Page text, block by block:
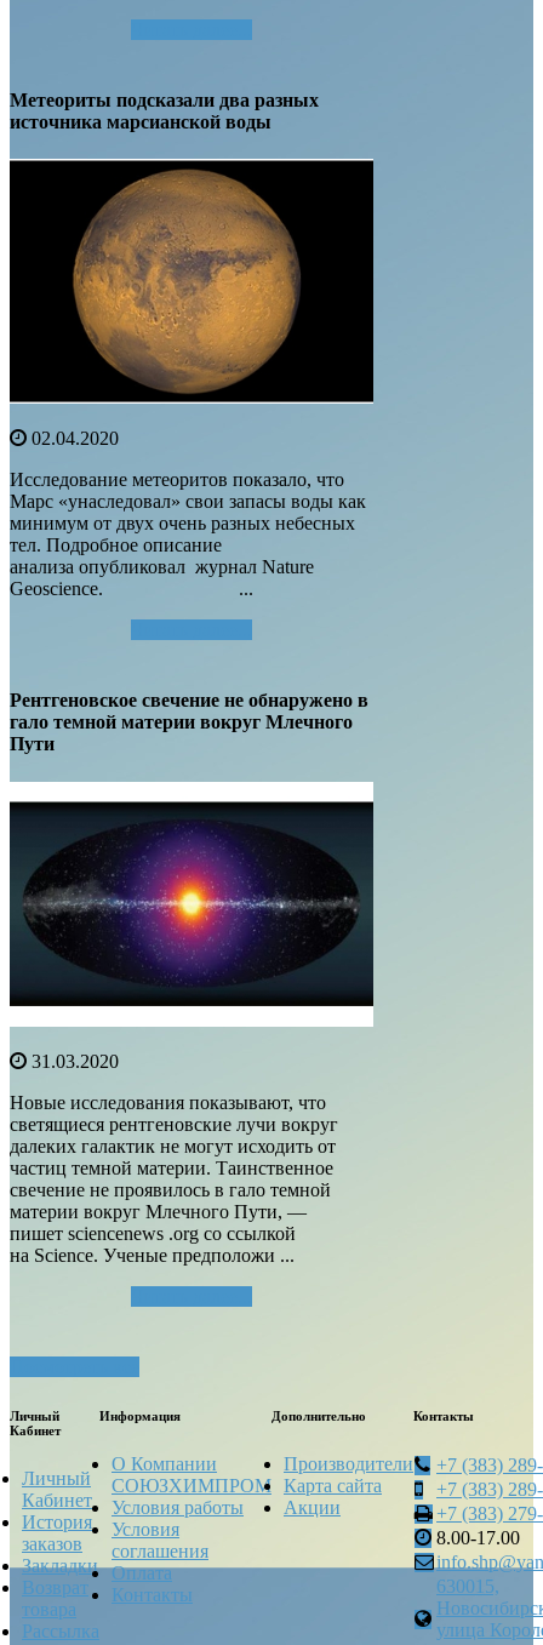
Метеориты подсказали два разных
источника марсианской воды
02.04.2020
Исследование метеоритов показало, что
Марс «унаследовал» свои запасы воды как
минимум от двух очень разных небесных
тел. Подробное описание
анализа опубликовал журнал Nature
Geoscience. ...
Рентгеновское свечение не обнаружено в
гало темной материи вокруг Млечного
Пути
31.03.2020
Новые исследования показывают, что
светящиеся рентгеновские лучи вокруг
далеких галактик не могут исходить от
частиц темной материи. Таинственное
свечение не проявилось в гало темной
материи вокруг Млечного Пути, —
пишет sciencenews .org со ссылкой
на Science. Ученые предположи ...
Личный
Кабинет
Личный
Кабинет
История
заказов
Закладки
Возврат
товара
Рассылка
Информация
О Компании
СОЮЗХИМПРОМ
Условия работы
Условия
соглашения
Оплата
Контакты
Дополнительно
Производители
Карта сайта
Акции
Контакты
+7 (383)
+7 (383)
+7 (383)
8.00-17.00
630015,
улица